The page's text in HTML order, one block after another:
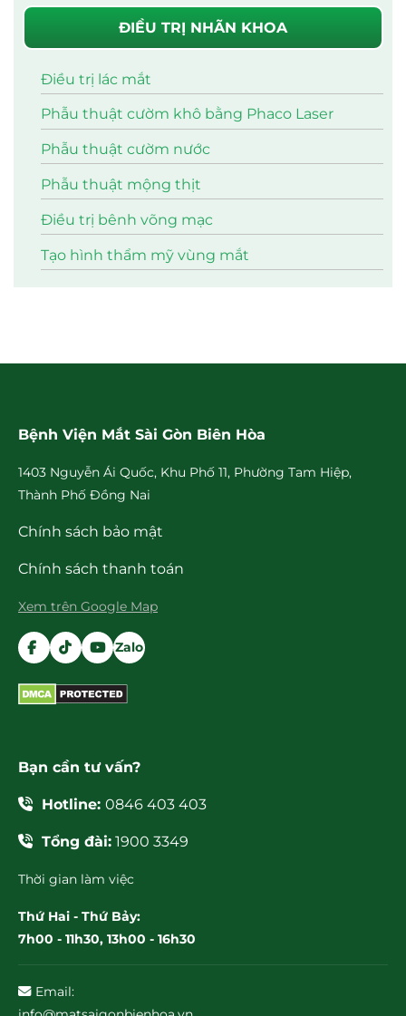
ĐIỀU TRỊ NHÃN KHOA
Điều trị lác mắt
Phẫu thuật cườm khô bằng Phaco Laser
Phẫu thuật cườm nước
Phẫu thuật mộng thịt
Điều trị bênh võng mạc
Tạo hình thẩm mỹ vùng mắt
Bệnh Viện Mắt Sài Gòn Biên Hòa
1403 Nguyễn Ái Quốc, Khu Phố 11, Phường Tam Hiệp,
Thành Phố Đồng Nai
Chính sách bảo mật
Chính sách thanh toán
Xem trên Google Map
Zalo
Bạn cần tư vấn?
Hotline: 0846 403 403
Tổng đài: 1900 3349
Thời gian làm việc
Thứ Hai - Thứ Bảy:
7h00 - 11h30, 13h00 - 16h30
Email: